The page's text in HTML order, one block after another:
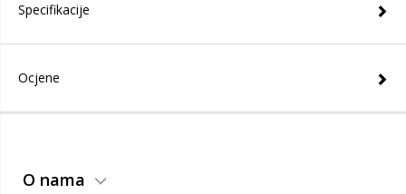
Specifikacije
Ocjene
O nama